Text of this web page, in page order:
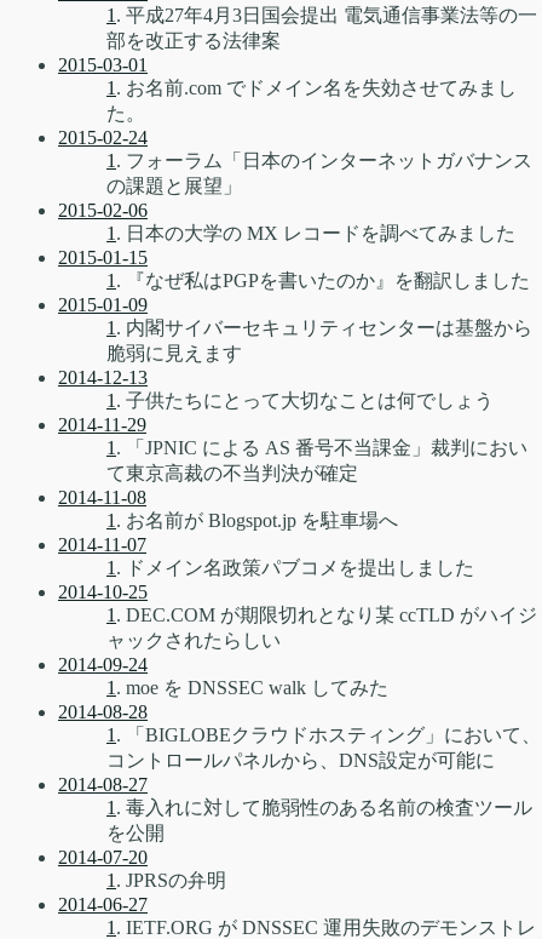
1 . 平成27年4月3日国会提出 電気通信事業法等の一
部を改正する法律案
2015-03-01
1 . お名前.com でドメイン名を失効させてみまし
た。
2015-02-24
1 . フォーラム「日本のインターネットガバナンス
の課題と展望」
2015-02-06
1 . 日本の大学の MX レコードを調べてみました
2015-01-15
1 . 『なぜ私はPGPを書いたのか』を翻訳しました
2015-01-09
1 . 内閣サイバーセキュリティセンターは基盤から
脆弱に見えます
2014-12-13
1 . 子供たちにとって大切なことは何でしょう
2014-11-29
1 . 「JPNIC による AS 番号不当課金」裁判におい
て東京高裁の不当判決が確定
2014-11-08
1 . お名前が Blogspot.jp を駐車場へ
2014-11-07
1 . ドメイン名政策パブコメを提出しました
2014-10-25
1 . DEC.COM が期限切れとなり某 ccTLD がハイジ
ャックされたらしい
2014-09-24
1 . moe を DNSSEC walk してみた
2014-08-28
1 . 「BIGLOBEクラウドホスティング」において、
コントロールパネルから、DNS設定が可能に
2014-08-27
1 . 毒入れに対して脆弱性のある名前の検査ツール
を公開
2014-07-20
1 . JPRSの弁明
2014-06-27
1 . IETF.ORG が DNSSEC 運用失敗のデモンストレ